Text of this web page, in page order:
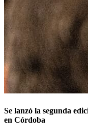
Se lanzó la segunda
en Córdoba